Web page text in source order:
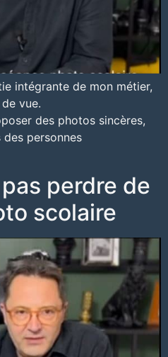
intégrante de mon métier,
vue.
des photos sincères,
personnes
perdre de
scolaire